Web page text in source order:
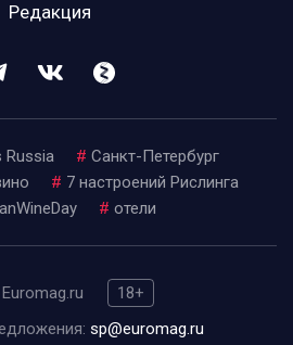
Редакция
Russia # Санкт-Петербург
# 7 настроений Рислинга
# отели
18+
sp@euromag.ru